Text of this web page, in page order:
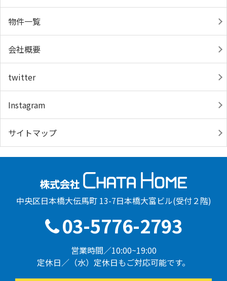
物件一覧
会社概要
twitter
Instagram
サイトマップ
中央区日本橋大伝馬町 13-7日本橋大富ビル(受付２階)
03-5776-2793
営業時間／10:00~19:00
定休日／（水）定休日もご対応可能です。